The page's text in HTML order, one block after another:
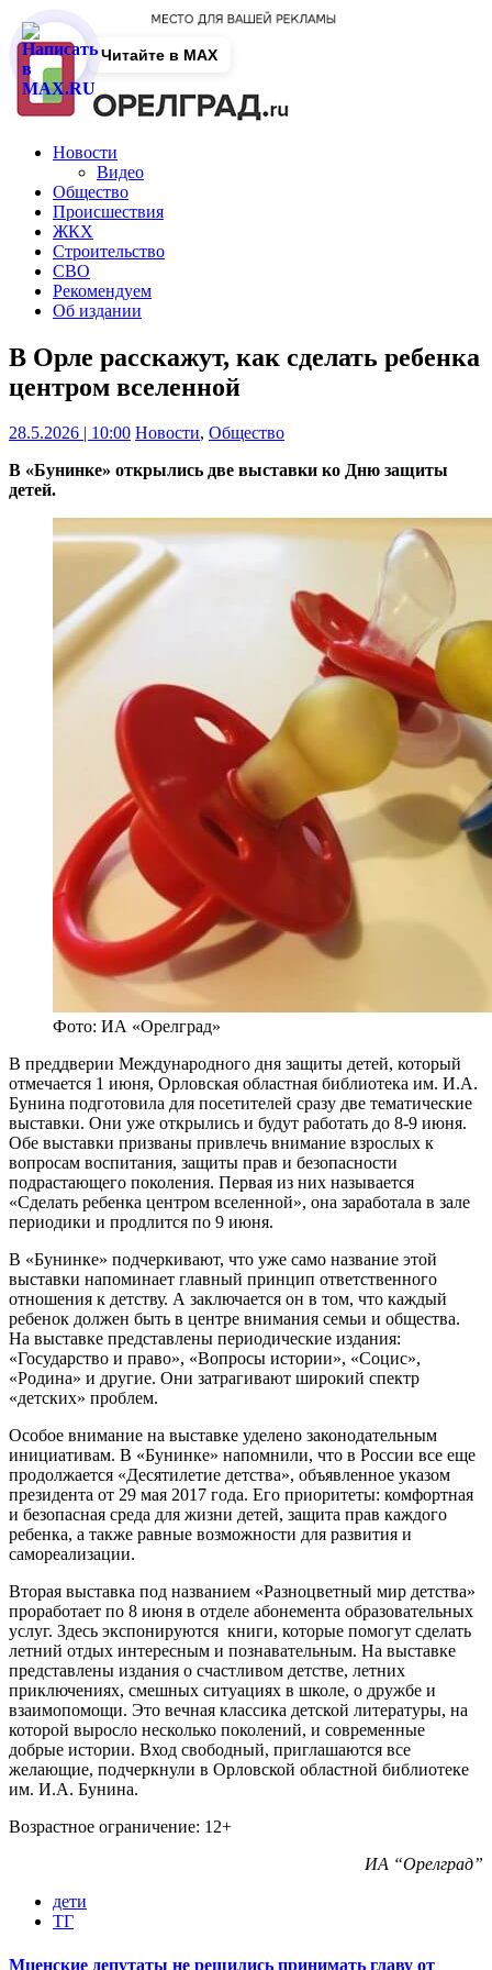
Новости
Видео
Общество
Происшествия
ЖКХ
Строительство
СВО
Рекомендуем
Об издании
В Орле расскажут, как сделать ребенка
центром вселенной
28.5.2026 | 10:00 Новости, Общество
В «Бунинке» открылись две выставки ко Дню защиты
детей.
Фото: ИА «Орелград»
В преддверии Международного дня защиты детей, который
отмечается 1 июня, Орловская областная библиотека им. И.А.
Бунина подготовила для посетителей сразу две тематические
выставки. Они уже открылись и будут работать до 8-9 июня.
Обе выставки призваны привлечь внимание взрослых к
вопросам воспитания, защиты прав и безопасности
подрастающего поколения. Первая из них называется
«Сделать ребенка центром вселенной», она заработала в зале
периодики и продлится по 9 июня.
В «Бунинке» подчеркивают, что уже само название этой
выставки напоминает главный принцип ответственного
отношения к детству. А заключается он в том, что каждый
ребенок должен быть в центре внимания семьи и общества.
На выставке представлены периодические издания:
«Государство и право», «Вопросы истории», «Социс»,
«Родина» и другие. Они затрагивают широкий спектр
«детских» проблем.
Особое внимание на выставке уделено законодательным
инициативам. В «Бунинке» напомнили, что в России все еще
продолжается «Десятилетие детства», объявленное указом
президента от 29 мая 2017 года. Его приоритеты: комфортная
и безопасная среда для жизни детей, защита прав каждого
ребенка, а также равные возможности для развития и
самореализации.
Вторая выставка под названием «Разноцветный мир детства»
проработает по 8 июня в отделе абонемента образовательных
услуг. Здесь экспонируются книги, которые помогут сделать
летний отдых интересным и познавательным. На выставке
представлены издания о счастливом детстве, летних
приключениях, смешных ситуациях в школе, о дружбе и
взаимопомощи. Это вечная классика детской литературы, на
которой выросло несколько поколений, и современные
добрые истории. Вход свободный, приглашаются все
желающие, подчеркнули в Орловской областной библиотеке
им. И.А. Бунина.
Возрастное ограничение: 12+
ИА “Орелград”
дети
ТГ
Мценские депутаты не решились принимать главу от
Читайте в MAX